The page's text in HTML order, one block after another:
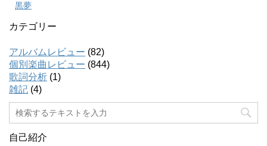
黒夢
カテゴリー
アルバムレビュー (82)
個別楽曲レビュー (844)
歌詞分析 (1)
雑記 (4)
自己紹介